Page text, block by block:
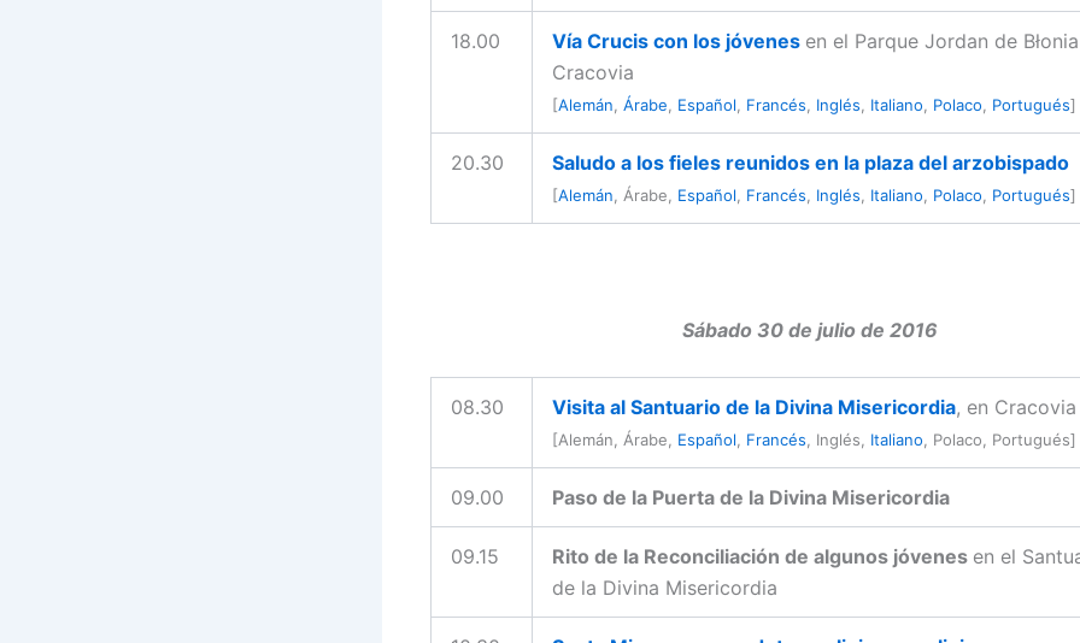
18.00 Vía Crucis con los jóvenes en el Parque Jordan de
Cracovia
[Alemán Árabe Español Francés Inglés Italiano Polaco Portugués]
20.30 Saludo a los fieles reunidos en la plaza del arzobispado
[Alemán , Árabe, Español Francés Inglés Italiano Polaco Portugués]
Sábado 30 de julio de 2016
08.30 Visita al Santuario de la Divina Misericordia, en Cracovia
[Alemán, Árabe, Español Francés , Inglés, Italiano , Polaco, Portugués]
09.00 Paso de la Puerta de la Divina Misericordia
09.15 Rito de la Reconciliación de algunos jóvenes en el
de la Divina Misericordia